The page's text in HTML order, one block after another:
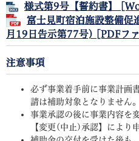
様式第9号【誓約書】
富士見町宿泊施設整備促
月19日告示第77号) [PDFフ
注意事項
必ず事業着手前に事業計画
請は補助対象となりません。
事業承認の後に事業内容を
【変更(中止)承認】により